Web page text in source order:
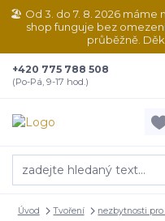
🏖️ Od 3. do 7. 8. 2026 máme
shop funguje bez
průběžně.
+420 775 788 508
(Po-Pá, 9-17 hod.)
Úvod Tvoření nezbytnosti